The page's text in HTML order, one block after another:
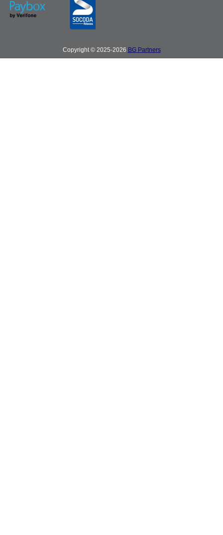
Copyright © 2025-2026 BG Partners